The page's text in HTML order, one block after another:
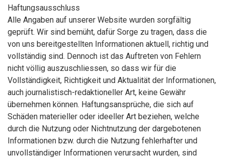
Haftungsausschluss
Alle Angaben auf unserer Website wurden sorgfältig
geprüft. Wir sind bemüht, dafür Sorge zu tragen, dass die
von uns bereitgestellten Informationen aktuell, richtig und
vollständig sind. Dennoch ist das Auftreten von Fehlern
nicht völlig auszuschliessen, so dass wir für die
Vollständigkeit, Richtigkeit und Aktualität der Informationen,
auch journalistisch-redaktioneller Art, keine Gewähr
übernehmen können. Haftungsansprüche, die sich auf
Schäden materieller oder ideeller Art beziehen, welche
durch die Nutzung oder Nichtnutzung der dargebotenen
Informationen bzw. durch die Nutzung fehlerhafter und
unvollständiger Informationen verursacht wurden, sind